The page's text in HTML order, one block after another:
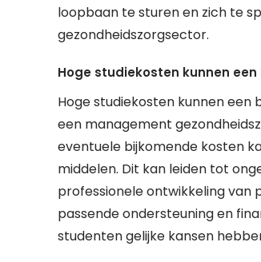
loopbaan te sturen en zich te
gezondheidszorgsector.
Hoge studiekosten kunnen
Hoge studiekosten kunnen
een management
eventuele bijkomende kosten
middelen. Dit kan leiden tot
professionele ontwikkeling van
passende ondersteuning en
studenten gelijke kansen